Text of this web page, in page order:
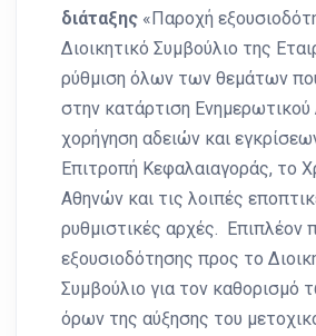
διάταξης «Παροχή
Διοικητικό Συμβούλιο της
ρύθμιση όλων των θεμάτων
στην κατάρτιση Ενημερωτικού
χορήγηση αδειών και
Επιτροπή Κεφαλαιαγοράς, το
Αθηνών και τις λοιπές
ρυθμιστικές αρχές. Επιπλέον
εξουσιοδότησης προς το
Συμβούλιο για τον καθορισμό
όρων της αύξησης του